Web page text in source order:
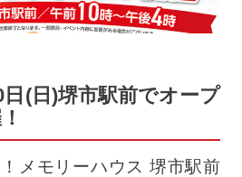
(日)堺市駅前でオープ
メモリーハウス 堺市駅前